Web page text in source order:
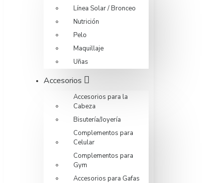
Línea Solar / Bronceo
Nutrición
Pelo
Maquillaje
Uñas
Accesorios
Accesorios para la
Cabeza
Bisutería/Joyería
Complementos para
Celular
Complementos para
Gym
Accesorios para Gafas